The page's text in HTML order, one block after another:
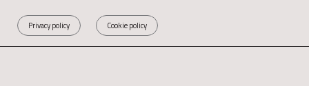
Privacy policy Cookie policy